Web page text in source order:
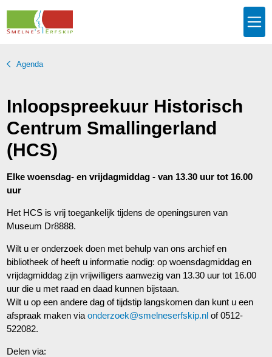
Agenda
Inloopspreekuur Historisch
Centrum Smallingerland
(HCS)
Elke woensdag- en vrijdagmiddag - van 13.30 uur tot 16.00
uur
Het HCS is vrij toegankelijk tijdens de openingsuren van
Museum Dr8888.
Wilt u er onderzoek doen met behulp van ons archief en
bibliotheek of heeft u informatie nodig: op woensdagmiddag en
vrijdagmiddag zijn vrijwilligers aanwezig van 13.30 uur tot 16.00
uur die u met raad en daad kunnen bijstaan.
Wilt u op een andere dag of tijdstip langskomen dan kunt u een
afspraak maken viaonderzoek@smelneserfskip.nl of 0512-
522082.
Delen via: